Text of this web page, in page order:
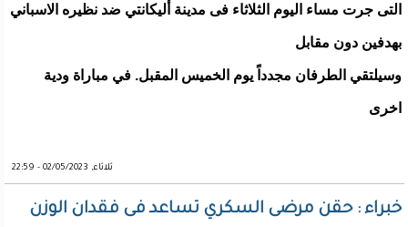
التى جرت مساء اليوم الثلاثاء فى مدينة أليكانتي ضد نظيره الاسباني
بهدفين دون مقابل
وسيلتقي الطرفان مجدداً يوم الخميس المقبل. في مباراة ودية
اخرى
ثلاثاء, 02/05/2023 - 22:59
خبراء : حقن مرضى السكري تساعد فى فقدان الوزن